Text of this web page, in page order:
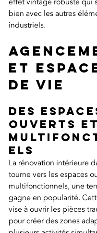
bien avec les autres
industriels.
et
de vie
Des
ouverts et
els
La rénovation intérieure
tourne vers les espaces
multifonctionnels, une
gagne en popularité.
vise à ouvrir les pièces
pour créer des zones